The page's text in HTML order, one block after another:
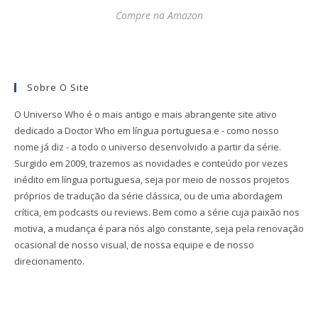
Compre na Amazon
Sobre O Site
O Universo Who é o mais antigo e mais abrangente site ativo
dedicado a Doctor Who em língua portuguesa e - como nosso
nome já diz - a todo o universo desenvolvido a partir da série.
Surgido em 2009, trazemos as novidades e conteúdo por vezes
inédito em língua portuguesa, seja por meio de nossos projetos
próprios de tradução da série clássica, ou de uma abordagem
crítica, em podcasts ou reviews. Bem como a série cuja paixão nos
motiva, a mudança é para nós algo constante, seja pela renovação
ocasional de nosso visual, de nossa equipe e de nosso
direcionamento.